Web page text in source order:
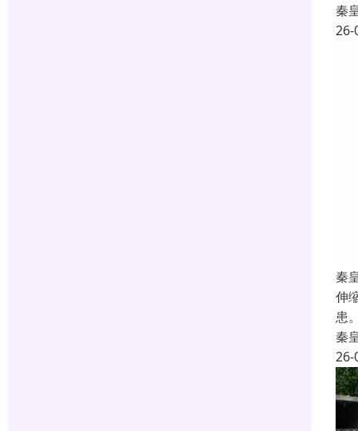
秦
26-
秦
伸
患
秦
26-